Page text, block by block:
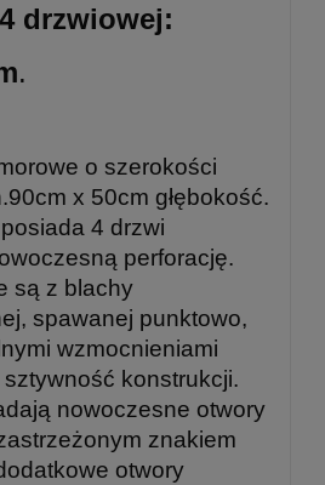
drzwiowej:
.
o szerokości
x 50cm głębokość.
4 drzwi
perforację.
są z blachy
spawanej punktowo,
wzmocnieniami
konstrukcji.
nowoczesne otwory
znakiem
otwory